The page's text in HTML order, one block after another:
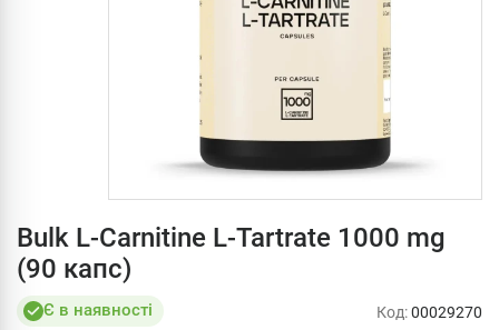
Bulk L-Carnitine L-Tartrate 1000 mg
(90 капс)
Є в наявності
Код:00029270